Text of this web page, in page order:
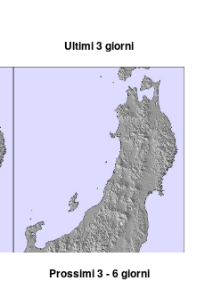
Ultimi 3 giorni
Prossimi 3 - 6 giorni